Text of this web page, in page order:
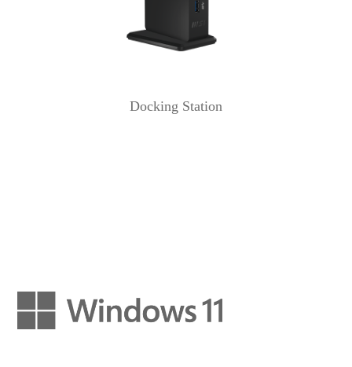
Docking Station